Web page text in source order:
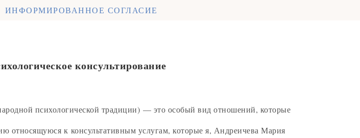
ИНФОРМИРОВАННОЕ СОГЛАСИЕ
консультирование
психологической традиции) — это особый вид отношений, которые
к консультативным услугам, которые я, Андреичева Мария